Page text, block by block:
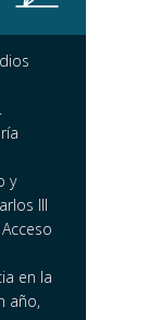
y
III
en la
año,